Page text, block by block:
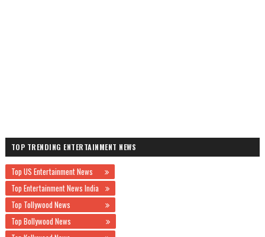
TOP TRENDING ENTERTAINMENT NEWS
Top US Entertainment News
Top Entertainment News India
Top Tollywood News
Top Bollywood News